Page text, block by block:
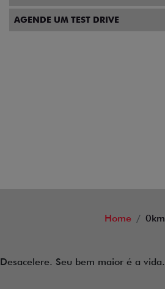
AGENDE UM TEST DRIVE
Home 0km
Desacelere. Seu bem maior é a vida.